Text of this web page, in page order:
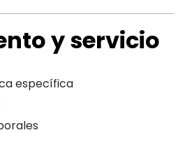
y servicio
específica